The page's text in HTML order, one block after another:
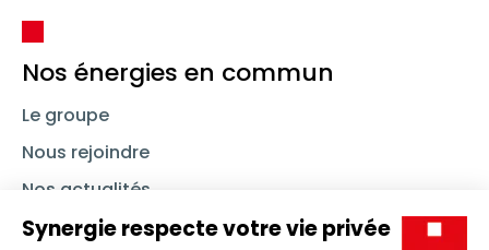
Nos énergies en commun
Le groupe
Nous rejoindre
Nos actualités
Nous contacter